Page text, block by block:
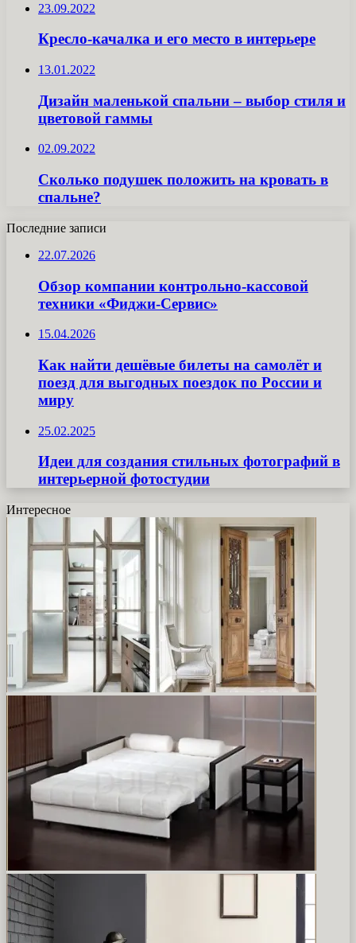
23.09.2022
Кресло-качалка и его место в интерьере
13.01.2022
Дизайн маленькой спальни – выбор стиля и
цветовой гаммы
02.09.2022
Сколько подушек положить на кровать в
спальне?
Последние записи
22.07.2026
Обзор компании контрольно-кассовой
техники «Фиджи-Сервис»
15.04.2026
Как найти дешёвые билеты на самолёт и
поезд для выгодных поездок по России и
миру
25.02.2025
Идеи для создания стильных фотографий в
интерьерной фотостудии
Интересное